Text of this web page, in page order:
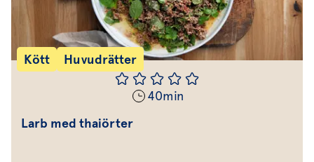
Kött Huvudrätter
40min
Larb med thaiörter